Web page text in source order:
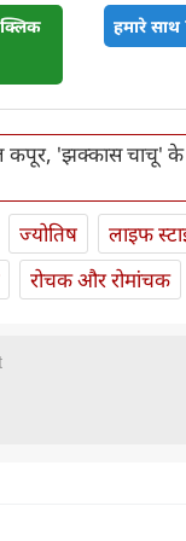
हमारे
'झक्कास चाचू' के
ज्योतिष लाइफ
रोचक और रोमांचक